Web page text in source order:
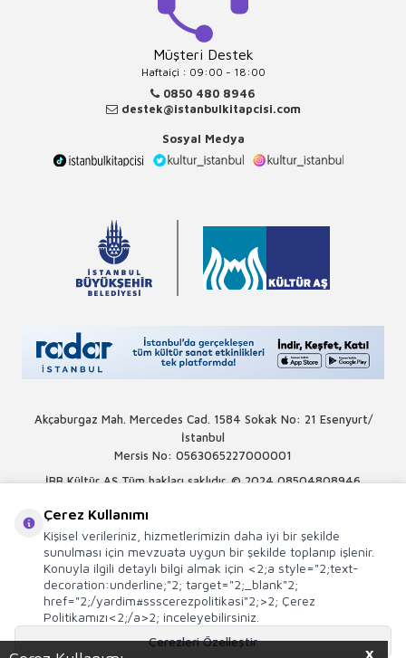
X
Müşteri Destek
Haftaiçi : 09:00 - 18:00
0850 480 8946
destek@istanbulkitapcisi.com
Sosyal Medya
Akçaburgaz Mah. Mercedes Cad. 1584 Sokak No: 21 Esenyurt/
İstanbul
Mersis No: 0563065227000001
İBB Kültür AŞ Tüm hakları saklıdır. © 2024 08504808946
Çerez Kullanımı
Kişisel verileriniz, hizmetlerimizin daha iyi bir şekilde
sunulması için mevzuata uygun bir şekilde toplanıp işlenir.
Konuyla ilgili detaylı bilgi almak için <2;a style="2;text-
decoration:underline;"2; target="2;_blank"2;
href="2;/yardim#ssscerezpolitikasi"2;>2; Çerez
Politikamızı<2;/a>2; inceleyebilirsiniz.
Çerezleri Özelleştir